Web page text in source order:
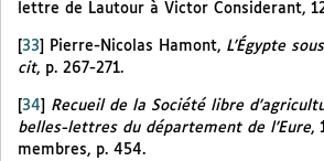
lettre de Lautour à Victor Considerant,
33 Pierre-Nicolas Hamont, L’Égypte
cit, p. 267-271.
[34] Recueil de la Société libre
belles-lettres du département de l’Eure,
membres, p. 454.